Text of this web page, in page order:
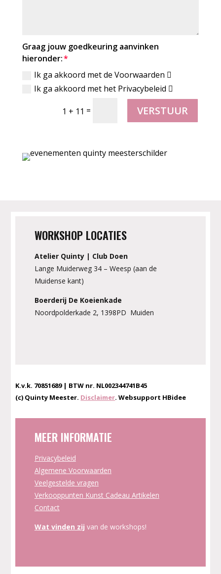
Graag jouw goedkeuring aanvinken
hieronder:
Ik ga akkoord met de Voorwaarden
Ik ga akkoord met het Privacybeleid
1 + 11 = VERSTUUR
WORKSHOP LOCATIES
Atelier Quinty | Club Doen
Lange Muiderweg 34 – Weesp (aan de
Muidense kant)
Boerderij De Koeienkade
Noordpolderkade 2, 1398PD Muiden
K.v.k. 70851689 | BTW nr. NL002344741B45
(c) Quinty Meester. Disclaimer. Websupport HBidee
MEER INFORMATIE
Privacybeleid
Algemene Voorwaarden
Veelgestelde vragen
Verkooppunten Kunst Cadeau Artikelen
Contact
Wat vinden zij van de workshops!